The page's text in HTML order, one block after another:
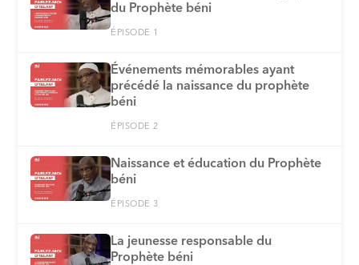
du Prophète béni
ÉPISODE 1
Événements mémorables ayant
précédé la naissance du prophète
béni
ÉPISODE 2
Naissance et éducation du Prophète
béni
ÉPISODE 3
La jeunesse responsable du
Prophète béni